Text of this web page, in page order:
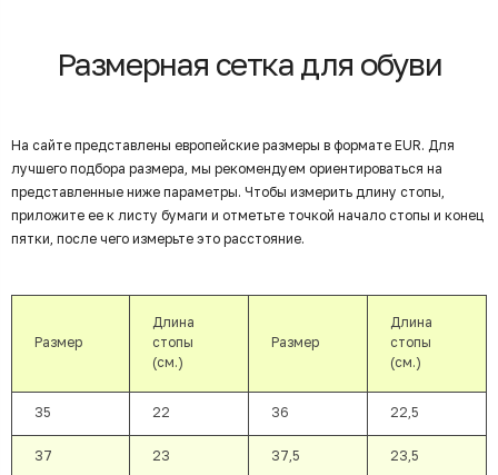
Размерная сетка для обуви
На сайте представлены европейские размеры в формате EUR. Для
лучшего подбора размера, мы рекомендуем ориентироваться на
представленные ниже параметры. Чтобы измерить длину стопы,
приложите ее к листу бумаги и отметьте точкой начало стопы и конец
пятки, после чего измерьте это расстояние.
Размер
Длина
стопы
(см.)
Размер
Длина
стопы
(см.)
35 22 36 22,5
37 23 37,5 23,5